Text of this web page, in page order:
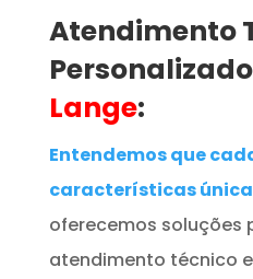
Atendimento
Personalizado
Lange:
Entendemos que
características
oferecemos soluções
atendimento técnico